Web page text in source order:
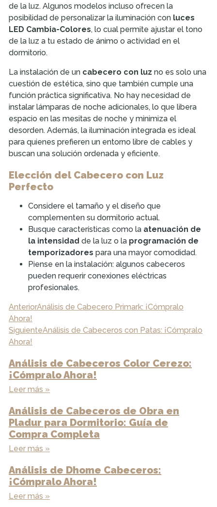
de la luz. Algunos modelos incluso ofrecen la
posibilidad de personalizar la iluminación con luces
LED Cambia-Colores, lo cual permite ajustar el tono
de la luz a tu estado de ánimo o actividad en el
dormitorio.
La instalación de un cabecero con luz no es solo una
cuestión de estética, sino que también cumple una
función práctica significativa. No hay necesidad de
instalar lámparas de noche adicionales, lo que libera
espacio en las mesitas de noche y minimiza el
desorden. Además, la iluminación integrada es ideal
para quienes prefieren un entorno libre de cables y
buscan una solución ordenada y eficiente.
Elección del Cabecero con Luz
Perfecto
Considere el tamaño y el diseño que
complementen su dormitorio actual.
Busque características como la atenuación de
la intensidad de la luz o la programación de
temporizadores para una mayor comodidad.
Piense en la instalación: algunos cabeceros
pueden requerir conexiones eléctricas
profesionales.
AnteriorAnálisis de Cabecero Primark: ¡Cómpralo
Ahora!
SiguienteAnálisis de Cabeceros con Patas: ¡Cómpralo
Ahora!
Análisis de Cabeceros Color Cerezo:
¡Cómpralo Ahora!
Leer más »
Análisis de Cabeceros de Obra en
Pladur para Dormitorio: Guía de
Compra Completa
Leer más »
Análisis de Dhome Cabeceros:
¡Cómpralo Ahora!
Leer más »